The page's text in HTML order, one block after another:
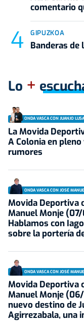
comentario
GIPUZKOA
Banderas de
Lo +
ONDA VASCA CON JUANJO
La Movida
A Colonia en
rumores
ONDA VASCA CON JOSÉ
Movida Deportiva
Manuel Monje
Hablamos con
sobre la portería
ONDA VASCA CON JOSÉ
Movida Deportiva
Manuel Monje
nuevo destino de
Agirrezabala, una